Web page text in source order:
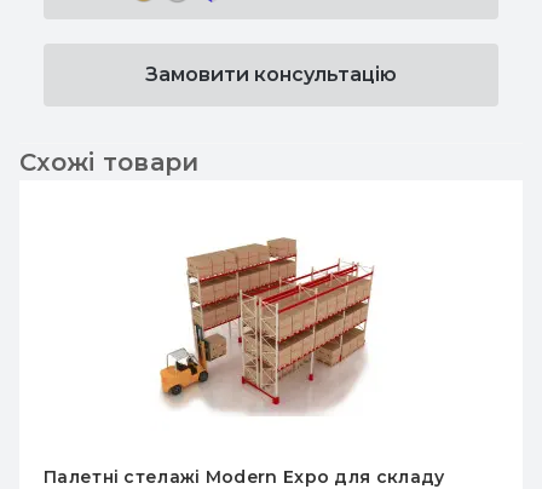
Замовити консультацію
Схожі товари
Металевий стелаж Modern Expo